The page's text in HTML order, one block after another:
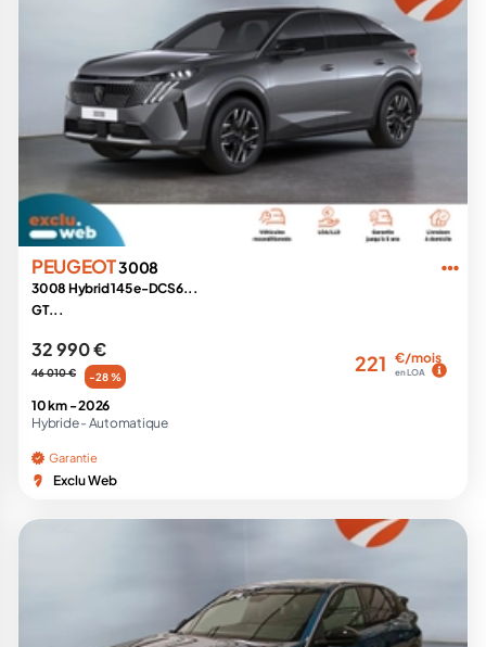
PEUGEOT3008
3008 Hybrid 145 e-DCS6...
GT...
32 990 €
46 010 € -28 %
221 €/mois
en LOA
10 km -2026
Hybride - Automatique
Garantie
Exclu Web